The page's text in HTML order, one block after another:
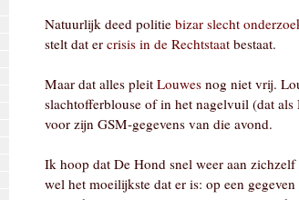
Natuurlijk deed politie bizar slecht
stelt dat er crisis in de Rechtstaat bestaat.
Maar dat alles pleit Louwes nog niet vrij.
slachtofferblouse of in het nagelvuil (dat
voor zijn GSM-gegevens van die avond.
Ik hoop dat De Hond snel weer aan
wel het moeilijkste dat er is: op een